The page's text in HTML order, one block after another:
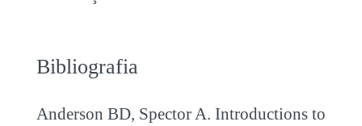
Bibliografia
Anderson BD, Spector A. Introductions to